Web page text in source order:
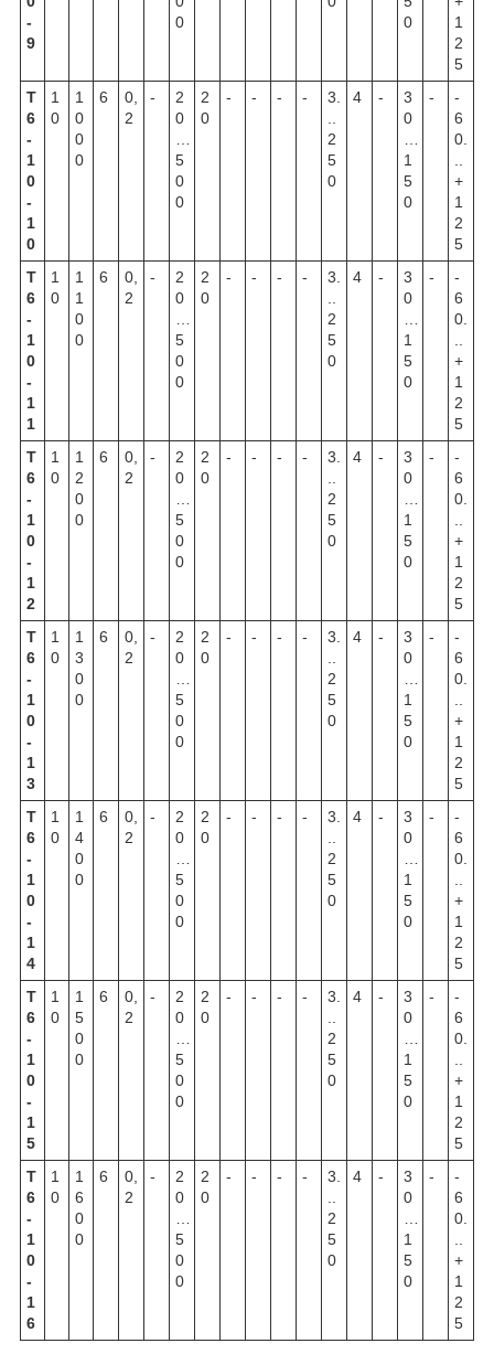
-
9
0
0
1
2
5
Т
6
-
1
0
-
1
0
1
0
1
0
0
0
6
0,
2
-
2
0
5
0
0
2
0
- - - -
3.
2
5
0
4 -
3
0
1
5
0
-
-
6
0.
+
1
2
5
Т
6
-
1
0
-
1
1
1
0
1
1
0
0
6
0,
2
-
2
0
5
0
0
2
0
- - - -
3.
2
5
0
4 -
3
0
1
5
0
-
-
6
0.
+
1
2
5
Т
6
-
1
0
-
1
2
1
0
1
2
0
0
6
0,
2
-
2
0
5
0
0
2
0
- - - -
3.
2
5
0
4 -
3
0
1
5
0
-
-
6
0.
+
1
2
5
Т
6
-
1
0
-
1
3
1
0
1
3
0
0
6
0,
2
-
2
0
5
0
0
2
0
- - - -
3.
2
5
0
4 -
3
0
1
5
0
-
-
6
0.
+
1
2
5
Т
6
-
1
0
-
1
4
1
0
1
4
0
0
6
0,
2
-
2
0
5
0
0
2
0
- - - -
3.
2
5
0
4 -
3
0
1
5
0
-
-
6
0.
+
1
2
5
Т
6
-
1
0
-
1
5
1
0
1
5
0
0
6
0,
2
-
2
0
5
0
0
2
0
- - - -
3.
2
5
0
4 -
3
0
1
5
0
-
-
6
0.
+
1
2
5
Т
6
-
1
0
-
1
6
1
0
1
6
0
0
6
0,
2
-
2
0
5
0
0
2
0
- - - -
3.
2
5
0
4 -
3
0
1
5
0
-
-
6
0.
+
1
2
5